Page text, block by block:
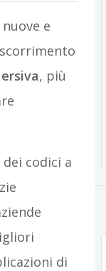
e
, più
codici a
di